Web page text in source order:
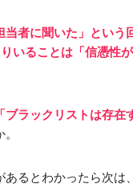
当者に聞いた」という
いることは「信憑性
「ブラックリストは存在
あるとわかったら次は